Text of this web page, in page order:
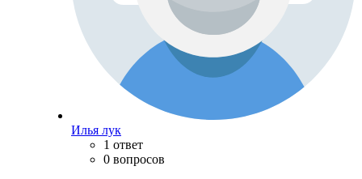
Илья лук
1 ответ
0 вопросов